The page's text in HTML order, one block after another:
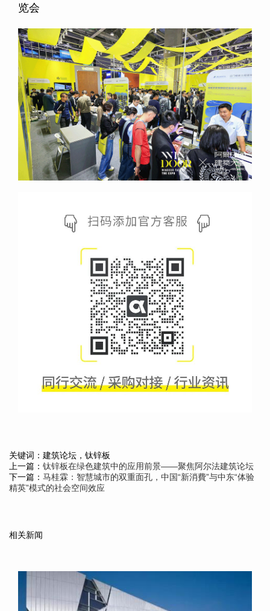
览会
关键词：建筑论坛，钛锌板
上一篇： 钛锌板在绿色建筑中的应用前景——聚焦阿尔法建筑论坛
下一篇： 马桂霖：智慧城市的双重面孔，中国“新消費”与中东“体验
精英”模式的社会空间效应
相关新闻